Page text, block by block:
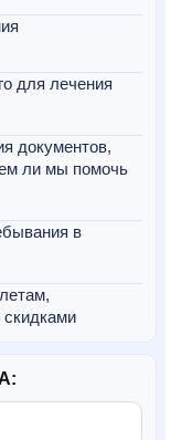
для лечения
документов,
ли мы помочь
в